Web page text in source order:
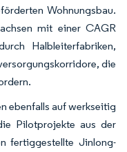
Wohnungsbau.
mit einer CAGR
Halbleiterfabriken,
die
ebenfalls auf werkseitig
Pilotprojekte aus der
fertiggestellte Jinlong-